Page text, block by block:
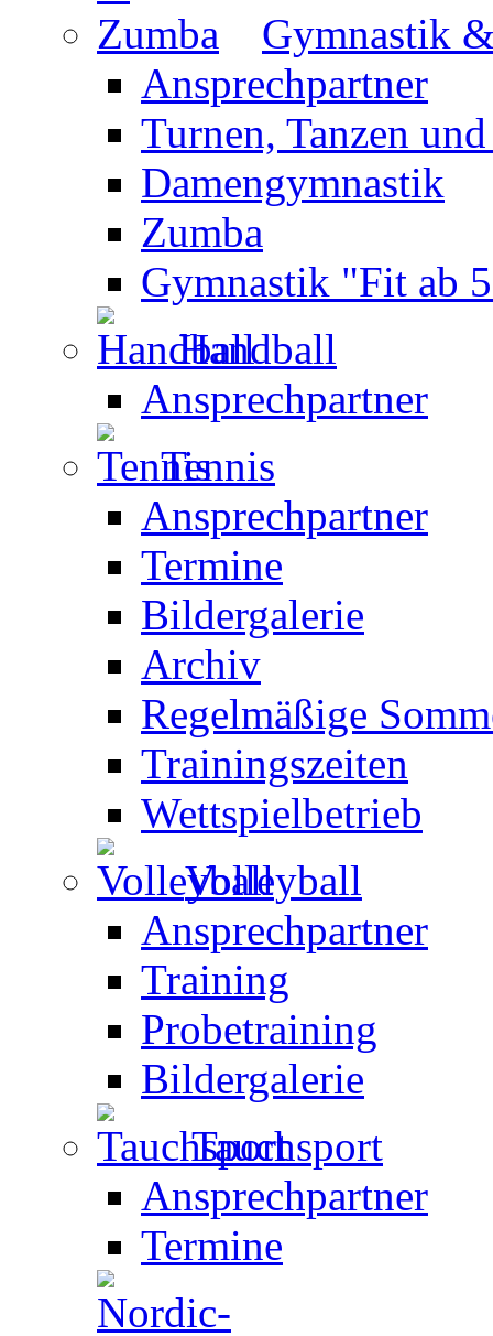
Gymnastik
Ansprechpartner
Turnen, Tanzen
Damengymnastik
Zumba
Gymnastik "Fit ab
Handball
Ansprechpartner
Tennis
Ansprechpartner
Termine
Bildergalerie
Archiv
Regelmäßige
Trainingszeiten
Wettspielbetrieb
Volleyball
Ansprechpartner
Training
Probetraining
Bildergalerie
Tauchsport
Ansprechpartner
Termine